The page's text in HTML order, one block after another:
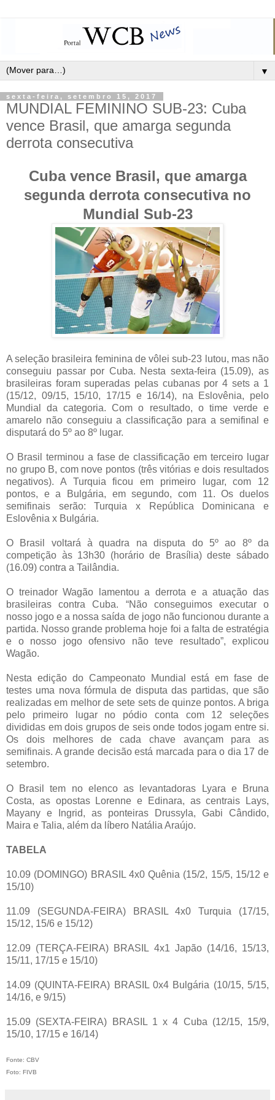
▼
sexta-feira, setembro 15, 2017
MUNDIAL FEMININO SUB-23: Cuba
vence Brasil, que amarga segunda
derrota consecutiva
Cuba vence Brasil, que amarga
segunda derrota consecutiva no
Mundial Sub-23
A seleção brasileira feminina de vôlei sub-23 lutou, mas não
conseguiu passar por Cuba. Nesta sexta-feira (15.09), as
brasileiras foram superadas pelas cubanas por 4 sets a 1
(15/12, 09/15, 15/10, 17/15 e 16/14), na Eslovênia, pelo
Mundial da categoria. Com o resultado, o time verde e
amarelo não conseguiu a classificação para a semifinal e
disputará do 5º ao 8º lugar.
O Brasil terminou a fase de classificação em terceiro lugar
no grupo B, com nove pontos (três vitórias e dois resultados
negativos). A Turquia ficou em primeiro lugar, com 12
pontos, e a Bulgária, em segundo, com 11. Os duelos
semifinais serão: Turquia x República Dominicana e
Eslovênia x Bulgária.
O Brasil voltará à quadra na disputa do 5º ao 8º da
competição às 13h30 (horário de Brasília) deste sábado
(16.09) contra a Tailândia.
O treinador Wagão lamentou a derrota e a atuação das
brasileiras contra Cuba. “Não conseguimos executar o
nosso jogo e a nossa saída de jogo não funcionou durante a
partida. Nosso grande problema hoje foi a falta de estratégia
e o nosso jogo ofensivo não teve resultado”, explicou
Wagão.
Nesta edição do Campeonato Mundial está em fase de
testes uma nova fórmula de disputa das partidas, que são
realizadas em melhor de sete sets de quinze pontos. A briga
pelo primeiro lugar no pódio conta com 12 seleções
divididas em dois grupos de seis onde todos jogam entre si.
Os dois melhores de cada chave avançam para as
semifinais. A grande decisão está marcada para o dia 17 de
setembro.
O Brasil tem no elenco as levantadoras Lyara e Bruna
Costa, as opostas Lorenne e Edinara, as centrais Lays,
Mayany e Ingrid, as ponteiras Drussyla, Gabi Cândido,
Maira e Talia, além da líbero Natália Araújo.
TABELA
10.09 (DOMINGO) BRASIL 4x0 Quênia (15/2, 15/5, 15/12 e
15/10)
11.09 (SEGUNDA-FEIRA) BRASIL 4x0 Turquia (17/15,
15/12, 15/6 e 15/12)
12.09 (TERÇA-FEIRA) BRASIL 4x1 Japão (14/16, 15/13,
15/11, 17/15 e 15/10)
14.09 (QUINTA-FEIRA) BRASIL 0x4 Bulgária (10/15, 5/15,
14/16, e 9/15)
15.09 (SEXTA-FEIRA) BRASIL 1 x 4 Cuba (12/15, 15/9,
15/10, 17/15 e 16/14)
Fonte: CBV
Foto: FIVB